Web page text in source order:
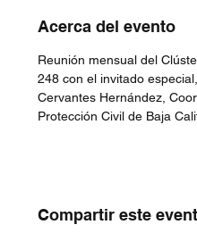
Acerca del evento
Reunión mensual del
248 con el invitado
Cervantes Hernández,
Protección Civil de Baja
Compartir este